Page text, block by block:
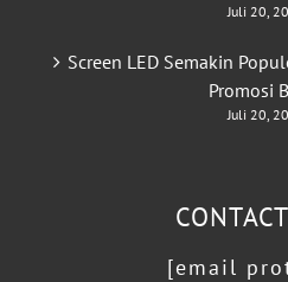
Juli 20,
Screen LED Semakin
Promosi
Juli 20,
[email